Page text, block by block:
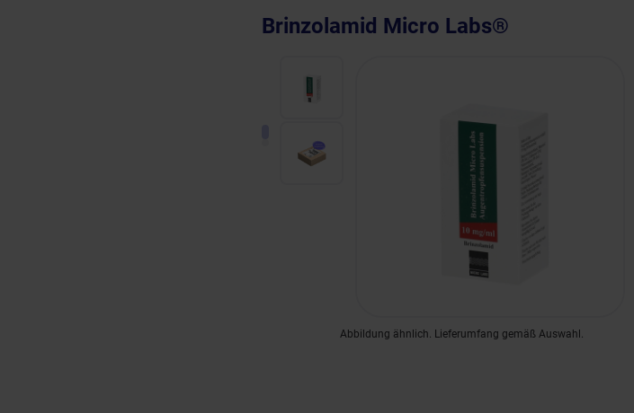
Brinzolamid Micro Labs®
Abbildung ähnlich. Lieferumfang gemäß Auswahl.